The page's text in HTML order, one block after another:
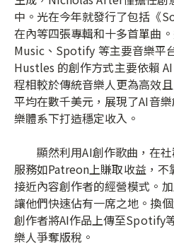
中。光在今年就發行了包括《
在內等四張專輯和十多首單曲
Music、Spotify 等主要音樂平
Hustles 的創作方式主要依賴
程相較於傳統音樂人更為高效
平均在數千美元，展現了AI音
樂體系下打造穩定收入。
顯然利用AI創作歌曲，在社
服務如Patreon上賺取收益，不
接近內容創作者的經營模式。
讓他們快速佔有一席之地。換
創作者將AI作品上傳至Spotify
樂人爭奪版稅。